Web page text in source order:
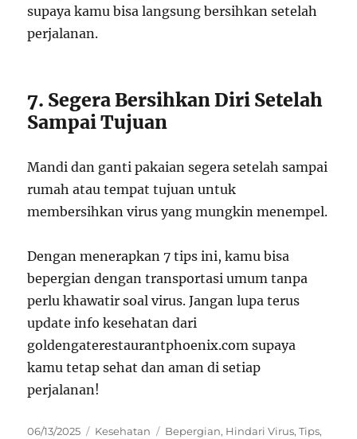
supaya kamu bisa langsung bersihkan setelah
perjalanan.
7. Segera Bersihkan Diri Setelah
Sampai Tujuan
Mandi dan ganti pakaian segera setelah sampai
rumah atau tempat tujuan untuk
membersihkan virus yang mungkin menempel.
Dengan menerapkan 7 tips ini, kamu bisa
bepergian dengan transportasi umum tanpa
perlu khawatir soal virus. Jangan lupa terus
update info kesehatan dari
goldengaterestaurantphoenix.com supaya
kamu tetap sehat dan aman di setiap
perjalanan!
Posted
06/13/2025 Categories
Kesehatan Tags
Bepergian, Hindari Virus,Tips,